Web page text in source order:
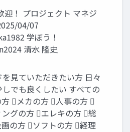
迎！ プロジェクト マネジ
04/07
学ぼう！
清水 隆史
見ていただきたい方 日々
でも良くしたい すべての
メカの方 人事の方 
グの方 エレキの方 総
の方 ソフトの方 経理